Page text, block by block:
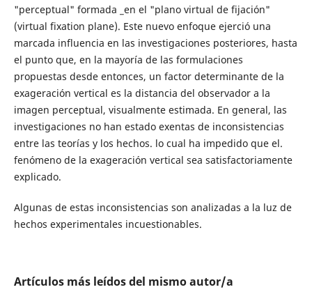
"perceptual" formada _en el "plano virtual de fijación"
(virtual fixation plane). Este nuevo enfoque ejerció una
marcada influencia en las investigaciones posteriores, hasta
el punto que, en la mayoría de las formulaciones
propuestas desde entonces, un factor determinante de la
exageración vertical es la distancia del observador a la
imagen perceptual, visualmente estimada. En general, las
investigaciones no han estado exentas de inconsistencias
entre las teorías y los hechos. lo cual ha impedido que el.
fenómeno de la exageración vertical sea satisfactoriamente
explicado.
Algunas de estas inconsistencias son analizadas a la luz de
hechos experimentales incuestionables.
Artículos más leídos del mismo autor/a